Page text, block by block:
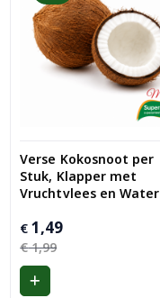
Verse Kokosnoot per
Stuk, Klapper met
Vruchtvlees en Water
€1,99
Oorspronkelijke
prijs
was:
€ 1,99.
€ 1,49
Huidige
prijs
is:
€ 1,49.